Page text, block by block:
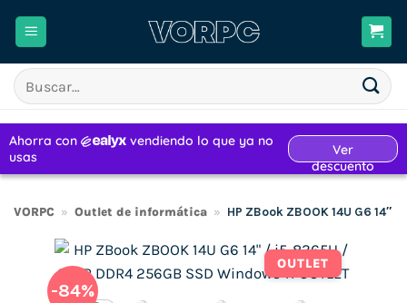
Buscar
por:
VORPC » Outlet de informática » HP ZBook ZBOOK 14U G6 14″
OUTLET
-84%